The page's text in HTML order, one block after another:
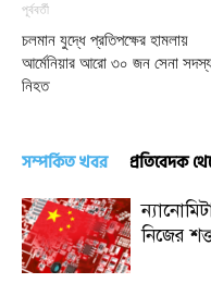
পূর্ববর্তী
চলমান যুদ্ধে প্রতিপক্ষের হামলায়
আর্মেনিয়ার আরো ৩০ জন সেনা
নিহত
সম্পর্কিত খবর প্রতিবেদক
নিজের